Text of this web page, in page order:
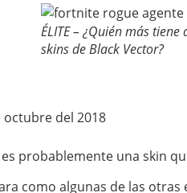
ÉLITE – ¿Quién más tiene
skins de Black Vector?
del 2018
probablemente una skin
como algunas de las otras